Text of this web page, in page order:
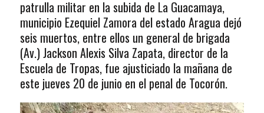
patrulla militar en la subida de La Guacamaya,
municipio Ezequiel Zamora del estado Aragua dejó
seis muertos, entre ellos un general de brigada
(Av.) Jackson Alexis Silva Zapata, director de la
Escuela de Tropas, fue ajusticiado la mañana de
este jueves 20 de junio en el penal de Tocorón.